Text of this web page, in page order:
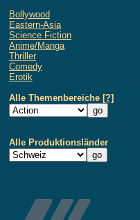
Bollywood
Eastern-Asia
Science Fiction
Anime/Manga
Thriller
Comedy
Erotik
Alle Themenbereiche [?]
Alle Produktionsländer